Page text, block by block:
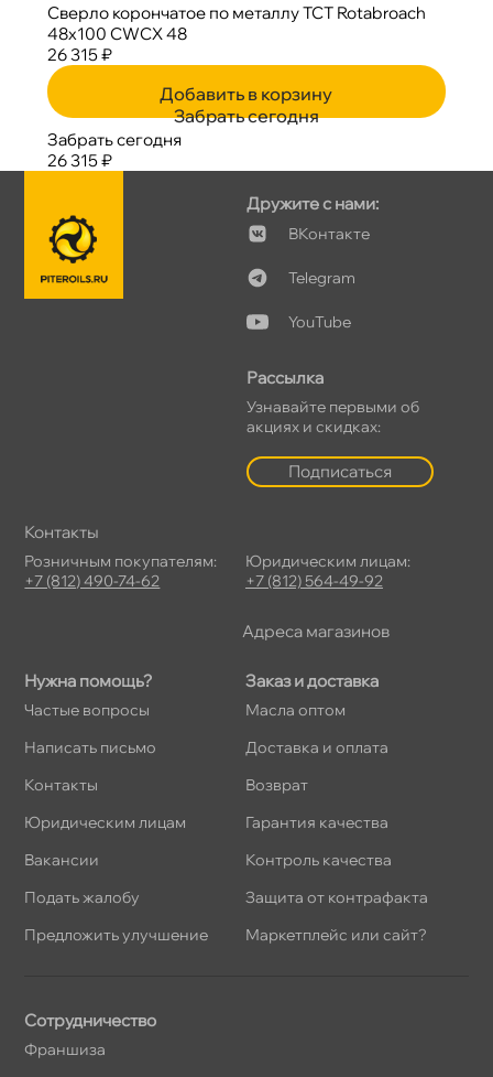
Сверло корончатое по металлу TCT Rotabroach
48х100 CWCX 48
26 315 ₽
Добавить в корзину
Забрать сегодня
Забрать сегодня
26 315 ₽
Нужна помощь?
Частые вопросы
Написать письмо
Контакты
Юридическим лицам
акансии
Подать жалобу
Предложить улучшение
Заказ и доставка
Масла оптом
Доставка и оплата
озврат
Гарантия качества
Контроль качества
Защита от контрафакта
Маркетплейс или сайт?
Дружите с нами:
Контакте
Telegram
YouTube
Рассылка
Узнавайте первыми о
акциях и скидках:
Подписаться
Сотрудничество
Франшиза
Контакты
Розничным покупателям:
+7 (812) 490-74-62
Юридическим лицам:
+7 (812) 564-49-92
Адреса магазино